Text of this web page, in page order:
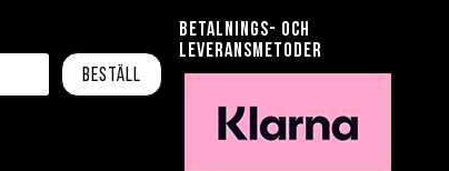
Beställ
Betalnings- och
leveransmetoder